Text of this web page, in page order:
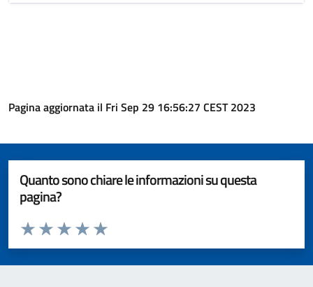
Pagina aggiornata il Fri Sep 29 16:56:27 CEST 2023
Quanto sono chiare le informazioni su questa
pagina?
Valuta da 1 a 5 stelle la pagina
Valuta 5 stelle su 5
Valuta 4 stelle su 5
Valuta 3 stelle su 5
Valuta 2 stelle su 5
Valuta 1 stelle su 5